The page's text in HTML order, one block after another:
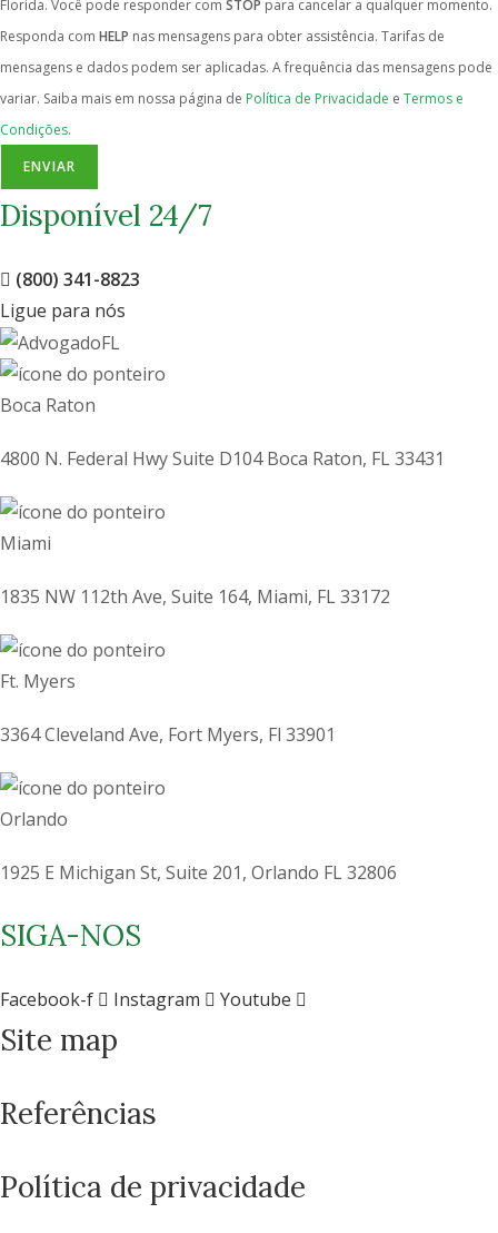
Florida. Você pode responder com STOP para cancelar a qualquer momento.
Responda com HELP nas mensagens para obter assistência. Tarifas de
mensagens e dados podem ser aplicadas. A frequência das mensagens pode
variar. Saiba mais em nossa página de Política de Privacidade e Termos e
Condições.
ENVIAR
Disponível 24/7
(800) 341-8823
Ligue para nós
Boca Raton
4800 N. Federal Hwy Suite D104 Boca Raton, FL 33431
Miami
1835 NW 112th Ave, Suite 164, Miami, FL 33172
Ft. Myers
3364 Cleveland Ave, Fort Myers, Fl 33901
Orlando
1925 E Michigan St, Suite 201, Orlando FL 32806
SIGA-NOS
Facebook-f Instagram Youtube
Site map
Referências
Política de privacidade